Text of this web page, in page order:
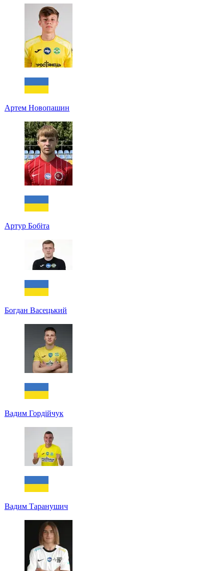
Артем Новопашин
Артур Бобіта
Богдан Васецький
Вадим Гордійчук
Вадим Таранушич